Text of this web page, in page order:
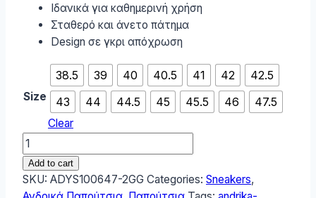
Ιδανικά για καθημερινή χρήση
Σταθερό και άνετο πάτημα
Design σε γκρι απόχρωση
Size
38.5 39 40 40.5 41 42
42.5
43
44 44.5 45 45.5 46 47.5
Clear
DC
Shoes
DC
Crisis
Add to cart
SKU: ADYS100647-2GG Categories: Sneakers,